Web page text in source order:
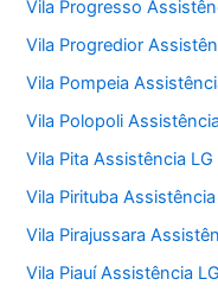
Vila Progresso
Vila Progredior
Vila Pompeia
Vila Polopoli
Vila Pita Assistência LG
Vila Pirituba Assistência
Vila Pirajussara
Vila Piauí Assistência LG